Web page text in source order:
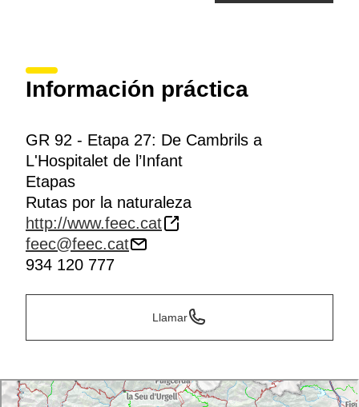
Información práctica
GR 92 - Etapa 27: De Cambrils a
L'Hospitalet de l’Infant
Etapas
Rutas por la naturaleza
http://www.feec.cat
feec@feec.cat
934 120 777
Llamar